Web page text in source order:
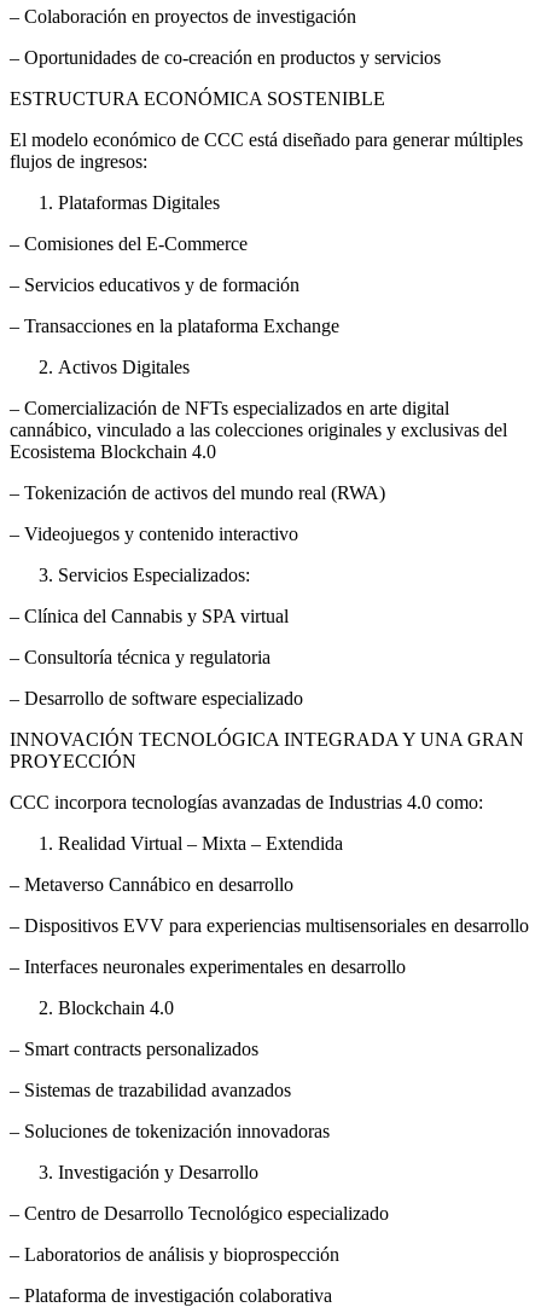
– Colaboración en proyectos de investigación
– Oportunidades de co-creación en productos y servicios
ESTRUCTURA ECONÓMICA SOSTENIBLE
El modelo económico de CCC está diseñado para generar múltiples
flujos de ingresos:
Plataformas Digitales
– Comisiones del E-Commerce
– Servicios educativos y de formación
– Transacciones en la plataforma Exchange
Activos Digitales
– Comercialización de NFTs especializados en arte digital
cannábico, vinculado a las colecciones originales y exclusivas del
Ecosistema Blockchain 4.0
– Tokenización de activos del mundo real (RWA)
– Videojuegos y contenido interactivo
Servicios Especializados:
– Clínica del Cannabis y SPA virtual
– Consultoría técnica y regulatoria
– Desarrollo de software especializado
INNOVACIÓN TECNOLÓGICA INTEGRADA Y UNA GRAN
PROYECCIÓN
CCC incorpora tecnologías avanzadas de Industrias 4.0 como:
Realidad Virtual – Mixta – Extendida
– Metaverso Cannábico en desarrollo
– Dispositivos EVV para experiencias multisensoriales en desarrollo
– Interfaces neuronales experimentales en desarrollo
Blockchain 4.0
– Smart contracts personalizados
– Sistemas de trazabilidad avanzados
– Soluciones de tokenización innovadoras
Investigación y Desarrollo
– Centro de Desarrollo Tecnológico especializado
– Laboratorios de análisis y bioprospección
– Plataforma de investigación colaborativa